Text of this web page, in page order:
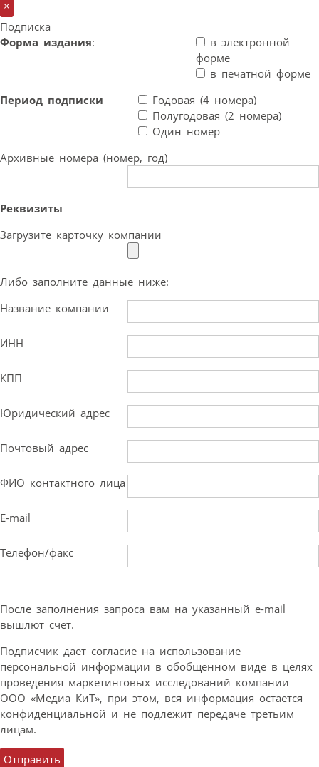
×
Подписка
Форма издания:
в электронной
форме
в печатной форме
Период подписки
Годовая (4 номера)
Полугодовая (2 номера)
Один номер
Архивные номера (номер, год)
Реквизиты
Загрузите карточку компании
Либо заполните данные ниже:
Название компании
ИНН
КПП
Юридический адрес
Почтовый адрес
ФИО контактного лица
E-mail
Телефон/факс
После заполнения запроса вам на указанный e-mail
вышлют счет.
Подписчик дает согласие на использование
персональной информации в обобщенном виде в целях
проведения маркетинговых исследований компании
ООО «Медиа КиТ», при этом, вся информация остается
конфиденциальной и не подлежит передаче третьим
лицам.